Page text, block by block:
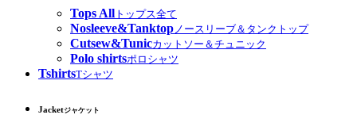
Tops All トップス全て
Nosleeve&Tanktop ノースリーブ＆タンクトップ
Cutsew&Tunicカットソー＆チュニック
Polo shirtsポロシャツ
TshirtsTシャツ
Jacketジャケット